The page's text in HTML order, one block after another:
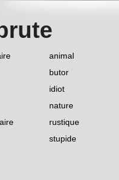
animal
butor
idiot
nature
rustique
stupide